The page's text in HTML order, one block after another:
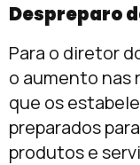
Despreparo
Para o diretor
o aumento nas
que os
preparados
produtos e